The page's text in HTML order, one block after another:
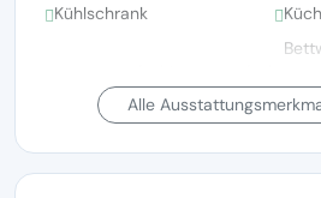
Kühlschrank
auf Anfrage
Bettwäsche vorhanden
Alle